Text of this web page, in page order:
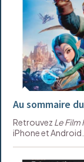
Au sommaire
Retrouvez Le Film
iPhone et Android.